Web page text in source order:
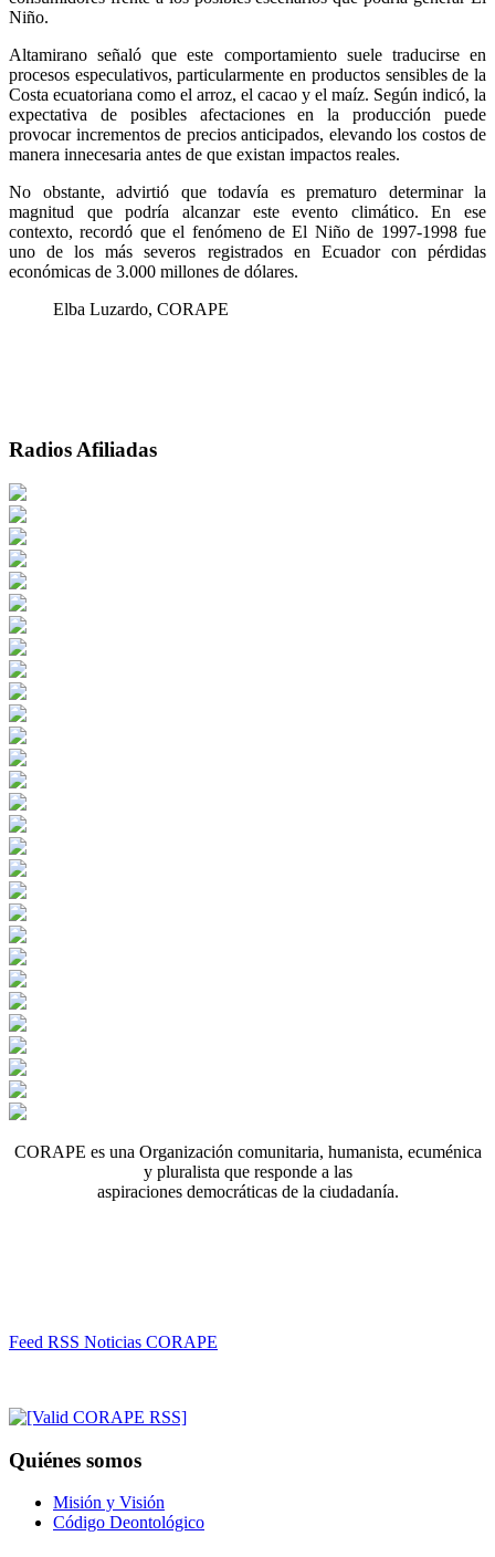
Niño.
Altamirano señaló que este comportamiento suele traducirse en
procesos especulativos, particularmente en productos sensibles de la
Costa ecuatoriana como el arroz, el cacao y el maíz. Según indicó, la
expectativa de posibles afectaciones en la producción puede
provocar incrementos de precios anticipados, elevando los costos de
manera innecesaria antes de que existan impactos reales.
No obstante, advirtió que todavía es prematuro determinar la
magnitud que podría alcanzar este evento climático. En ese
contexto, recordó que el fenómeno de El Niño de 1997-1998 fue
uno de los más severos registrados en Ecuador con pérdidas
económicas de 3.000 millones de dólares.
Elba Luzardo, CORAPE
Radios Afiliadas
CORAPE es una Organización comunitaria, humanista, ecuménica
y pluralista que responde a las
aspiraciones democráticas de la ciudadanía.
Feed RSS Noticias CORAPE
Quiénes somos
Misión y Visión
Código Deontológico